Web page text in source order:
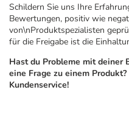
Schildern Sie uns Ihre
Bewertungen, positiv wie
von\nProduktspezialisten
für die Freigabe ist die
Hast du Probleme mit deiner
eine Frage zu einem
Kundenservice!